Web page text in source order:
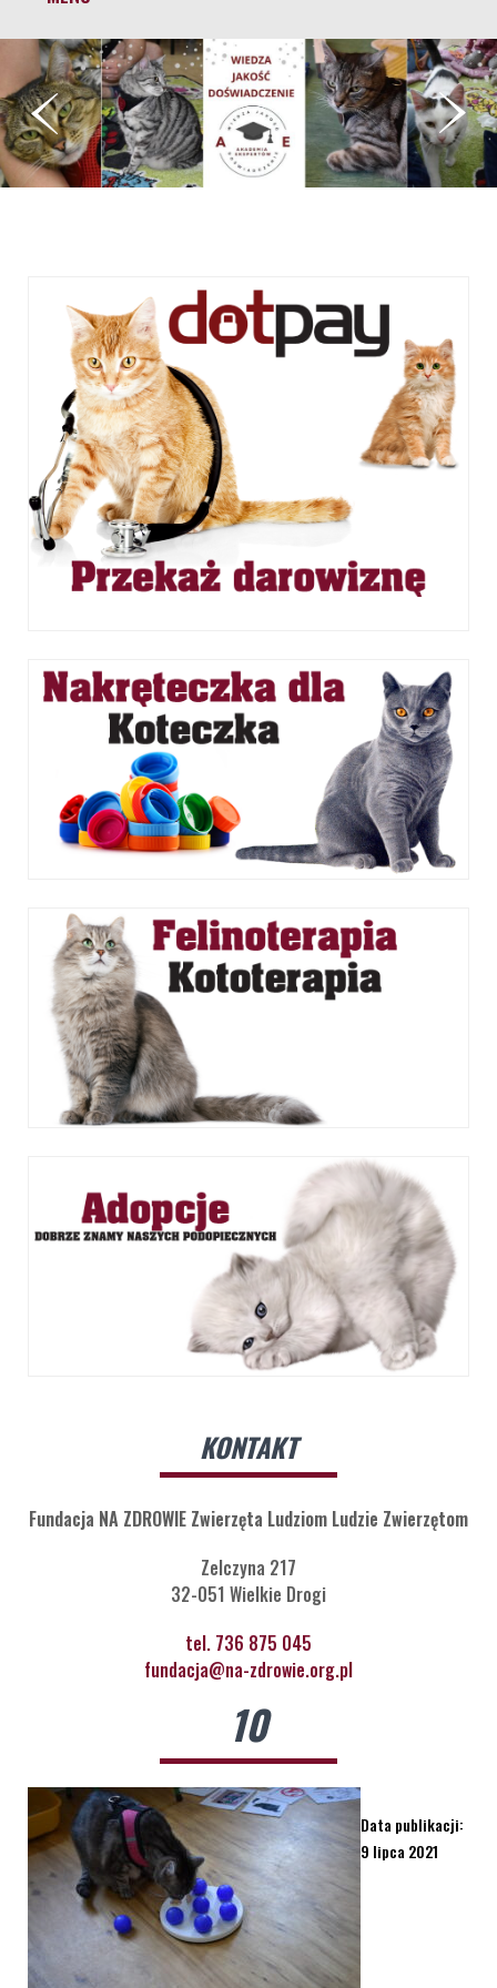
KONTAKT
Fundacja NA ZDROWIE Zwierzęta Ludziom Ludzie Zwierzętom
Zelczyna 217
32-051 Wielkie Drogi
tel. 736 875 045
fundacja@na-zdrowie.org.pl
10
Data publikacji:
9 lipca 2021